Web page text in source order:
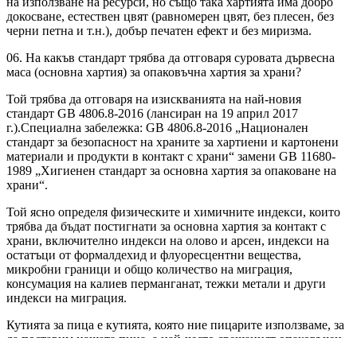
докосване, естествен цвят (равномерен цвят, без плесен, без
черни петна и т.н.), добър печатен ефект и без миризма.
06. На какъв стандарт трябва да отговаря суровата дървесна
маса (основна хартия) за опаковъчна хартия за храни?
Той трябва да отговаря на изискванията на най-новия
стандарт GB 4806.8-2016 (лансиран на 19 април 2017
г.).Специална забележка: GB 4806.8-2016 „Национален
стандарт за безопасност на храните за хартиени и картонени
материали и продукти в контакт с храни“ замени GB 11680-
1989 „Хигиенен стандарт за основна хартия за опаковане на
храни“.
Той ясно определя физическите и химичните индекси, които
трябва да бъдат постигнати за основна хартия за контакт с
храни, включително индекси на олово и арсен, индекси на
остатъци от формалдехид и флуоресцентни вещества,
микробни граници и общо количество на миграция,
консумация на калиев перманганат, тежки метали и други
индекси на миграция.
Кутията за пица е кутията, която ние пицарите използваме, за